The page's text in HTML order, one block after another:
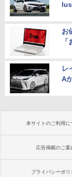
お
レ
A
本サイトのご利用に
広告掲載のご案
プライバシーポリ